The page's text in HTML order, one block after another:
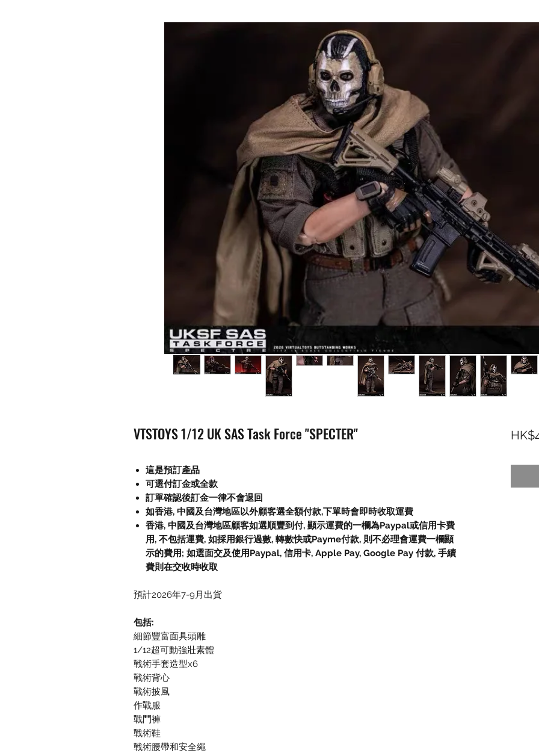
VTSTOYS 1/12 UK SAS Task Force "SPECTER"
這是預訂產品
可選付訂金或全款
訂單確認後訂金一律不會退回
如香港, 中國及台灣地區以外顧客選全額付款,下單時會即時收取運費
香港, 中國及台灣地區顧客如選順豐到付, 顯示運費的一欄為Paypal或信用卡費
用, 不包括運費, 如採用銀行過數, 轉數快或Payme付款, 則不必理會運費一欄顯
示的費用; 如選面交及使用Paypal, 信用卡, Apple Pay, Google Pay 付款, 手續
費則在交收時收取
預計2026年7-9月出貨
包括:
細節豐富面具頭雕
1/12超可動強壯素體
戰術手套造型x6
戰術背心
戰術披風
作戰服
戰鬥褲
戰術鞋
戰術腰帶和安全繩